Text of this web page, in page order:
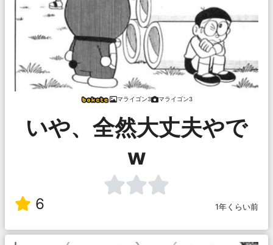
マライゴン3 マライゴン3
いや、全然大丈夫やで
w
6 1年くらい前